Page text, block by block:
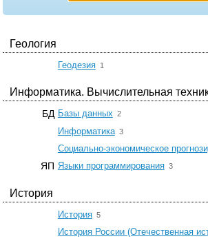
Геология
Геодезия 1
Информатика. Вычислительная
БД Базы данных 2
Информатика 3
Социально-экономическое
ЯП Языки программирования 3
История
История 5
История России (Отечественная